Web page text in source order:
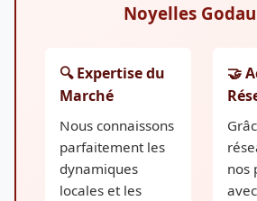
Noyelles
🔍 Expertise du
Marché
Nous connaissons
parfaitement les
dynamiques
locales et les
🤝
nos